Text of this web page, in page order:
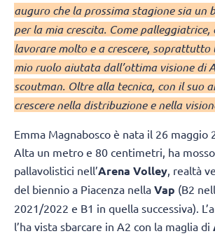
auguro che la prossima stagione sia un
per la mia crescita. Come palleggiatrice,
lavorare molto e a crescere,
mio ruolo aiutata dall’ottima visione di
scoutman. Oltre alla tecnica, con il suo
crescere nella distribuzione e nella
Emma Magnabosco è nata il 26 maggio
Alta un metro e 80 centimetri, ha
pallavolistici nell’Arena Volley , realtà
del biennio a Piacenza nella Vap (B2
2021/2022 e B1 in quella successiva).
l’ha vista sbarcare in A2 con la maglia di